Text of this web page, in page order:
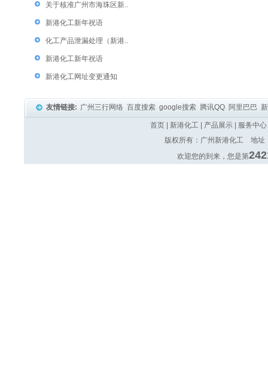
关于核准广州市海珠区新..
新港化工新年祝语
化工产品泄漏处理（新港..
新港化工新年祝语
新港化工网址变更通知
友情链接: 广州三行网络 百度搜索 google搜索 腾讯QQ 阿里巴巴
首页 新港化工 产品展示 服务中心
版权所有：广州新港化工 地
欢迎您的到来，您是第